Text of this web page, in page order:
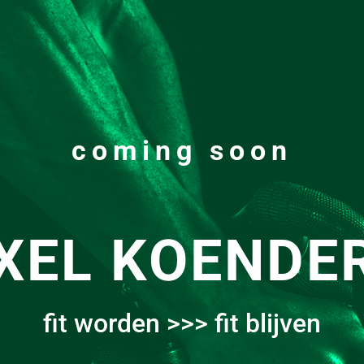
coming soon
fit worden >>> fit blijven